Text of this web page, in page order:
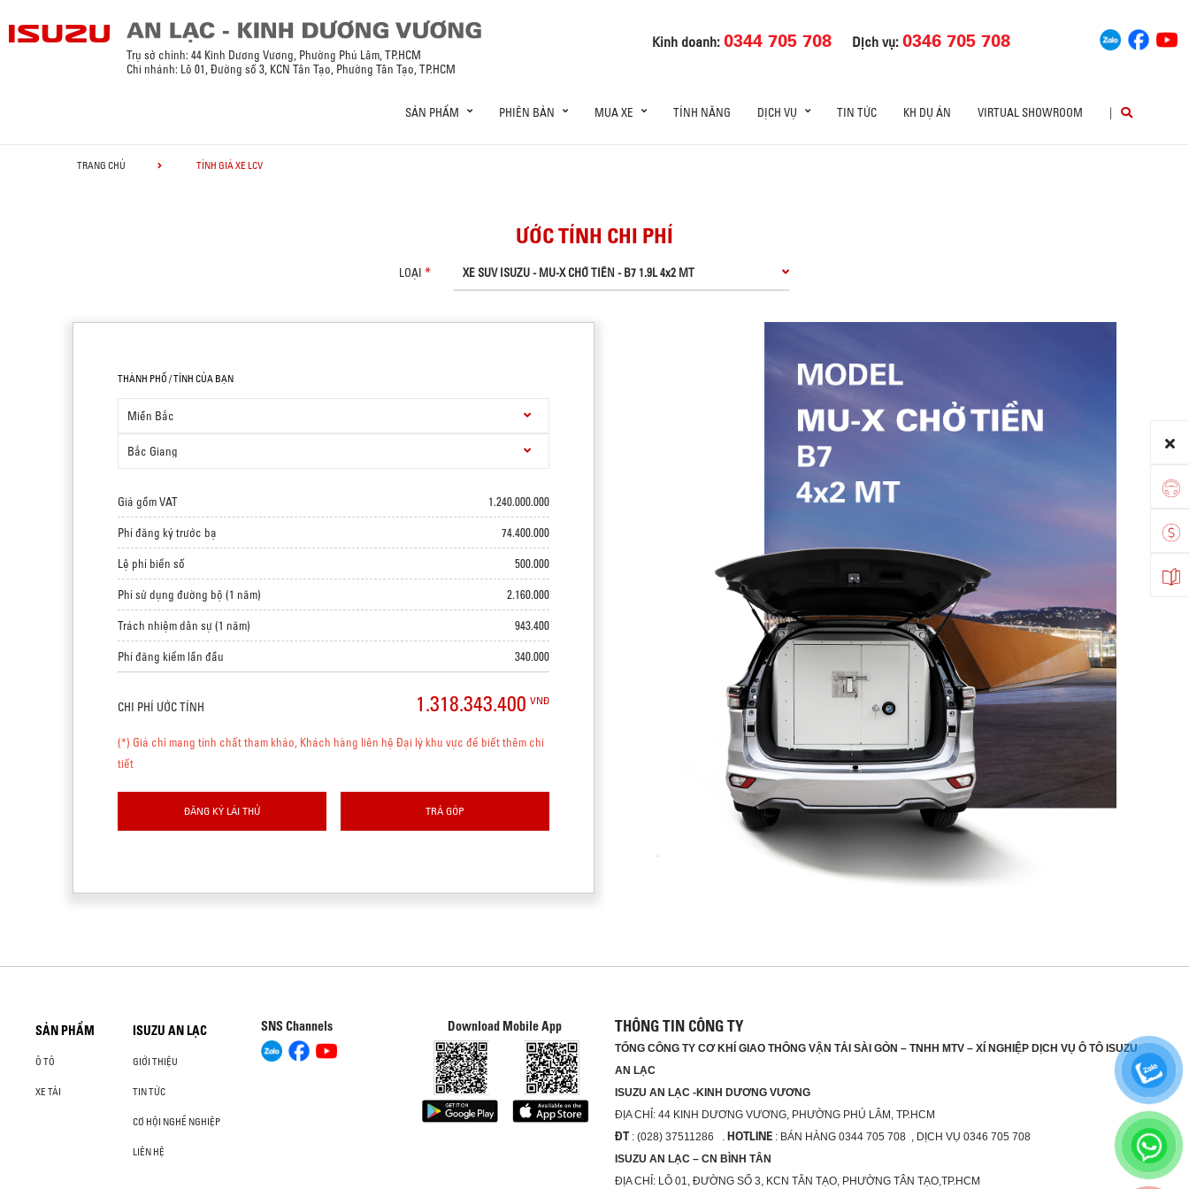
Kinh doanh:0344 705 708 Dịch vụ:0346 705 708
Trụ sở chính: 44 Kinh Dương Vương, Phường Phú Lâm, TP.HCM
Chi nhánh: Lô 01, Đường số 3, KCN Tân Tạo, Phường Tân Tạo, TP.HCM
SẢN PHẨM PHIÊN BẢN MUA XE TÍNH NĂNG DỊCH VỤ TIN TỨC KH DỰ ÁN VIRTUAL SHOWROOM |
TRANG CHỦ TÍNH GIÁ XE LCV
ƯỚC TÍNH CHI PHÍ
LOẠI
THÀNH PHỐ / TỈNH CỦA BẠN
Giá gồm VAT 1.240.000.000
Phí đăng ký trước bạ 74.400.000
Lệ phí biển số 500.000
Phí sử dụng đường bộ (1 năm) 2.160.000
Trách nhiệm dân sự (1 năm) 943.400
Phí đăng kiểm lần đầu 340.000
CHI PHÍ ƯỚC TÍNH 1.318.343.400 VNĐ
(*) Giá chỉ mang tính chất tham khảo, Khách hàng liên hệ Đại lý khu vực để biết thêm chi
tiết
ĐĂNG KÝ LÁI THỬ TRẢ GÓP
SẢN PHẨM
Ô TÔ
XE TẢI
ISUZU AN LẠC
GIỚI THIỆU
TIN TỨC
CƠ HỘI NGHỀ NGHIỆP
LIÊN HỆ
SNS Channels Download Mobile App THÔNG TIN CÔNG TY
TỔNG CÔNG TY CƠ KHÍ GIAO THÔNG VẬN TẢI SÀI GÒN – TNHH MTV – XÍ NGHIỆP DỊCH VỤ Ô TÔ ISUZU
AN LẠC
ISUZU AN LẠC -KINH DƯƠNG VƯƠNG
ĐỊA CHỈ: 44 KINH DƯƠNG VƯƠNG, PHƯỜNG PHÚ LÂM, TP.HCM
ĐT: (028) 37511286 . HOTLINE: BÁN HÀNG 0344 705 708 , DỊCH VỤ 0346 705 708
ISUZU AN LẠC – CN BÌNH TÂN
ĐỊA CHỈ: LÔ 01, ĐƯỜNG SỐ 3, KCN TÂN TẠO, PHƯỜNG TÂN TẠO,TP.HCM